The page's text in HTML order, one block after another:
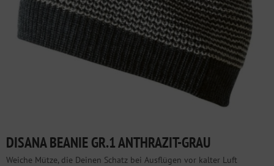
DISANA BEANIE GR.1 ANTHRAZIT-GRAU
Weiche Mütze, die Deinen Schatz bei Ausflügen vor kalter Luft